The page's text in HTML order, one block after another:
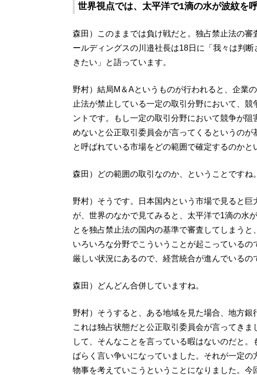
世界視点では、太平洋で1滴の水が波紋を
森田）このままでは負け戦だと。独占禁止法の
ールディングスの川邉社長は18日に「我々は判
きたい」と語っています。
野村）結局M＆Aというものが行われると、企業
止法が禁止している一定の取引分野において、
ントです。もし一定の取引分野において競争が
めないと公正取引委員会が言ってくるというの
と呼ばれている市場をどの範囲で確定するのかと
森田）どの範囲の取引なのか、ということですね。
野村）そうです。日本国内という市場で見ると
が、世界のなかで見てみると、太平洋で1滴の水
とを独占禁止法の国内の基準で審査してしまう
いろいろな分野でこういうことが起こっている
厳しい状況にあるので、経営統合が進んでいるの
森田）どんどん合併していますね。
野村）そうすると、ある地域を見た場合、地方銀
これは独占状態だと公正取引委員会が言ってき
して、そんなことを言っている暇はないのだと
ばらく言い争いになっていました。それが一定
物事を考えていこうということになりました。今